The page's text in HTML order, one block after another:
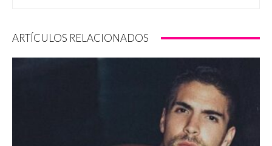
ARTÍCULOS RELACIONADOS